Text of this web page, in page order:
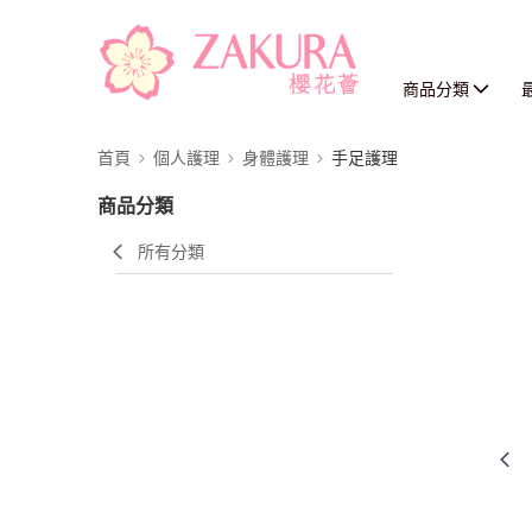
商品分類
首頁 個人護理 身體護理 手足護理
商品分類
所有分類